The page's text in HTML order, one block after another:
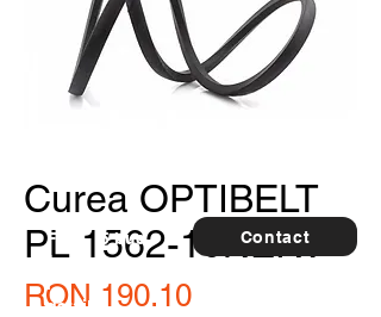
Curea OPTIBELT
PL 1562-10NERV
RON 190.10Price
Contact
For
furthe
r
detail
5 buc.